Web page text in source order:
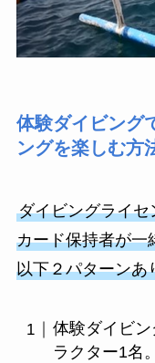
体験ダイビング
ングを楽しむ方
ダイビングライ
カード保持者が一
以下２パターンあ
体験ダイビ
ラクター1名